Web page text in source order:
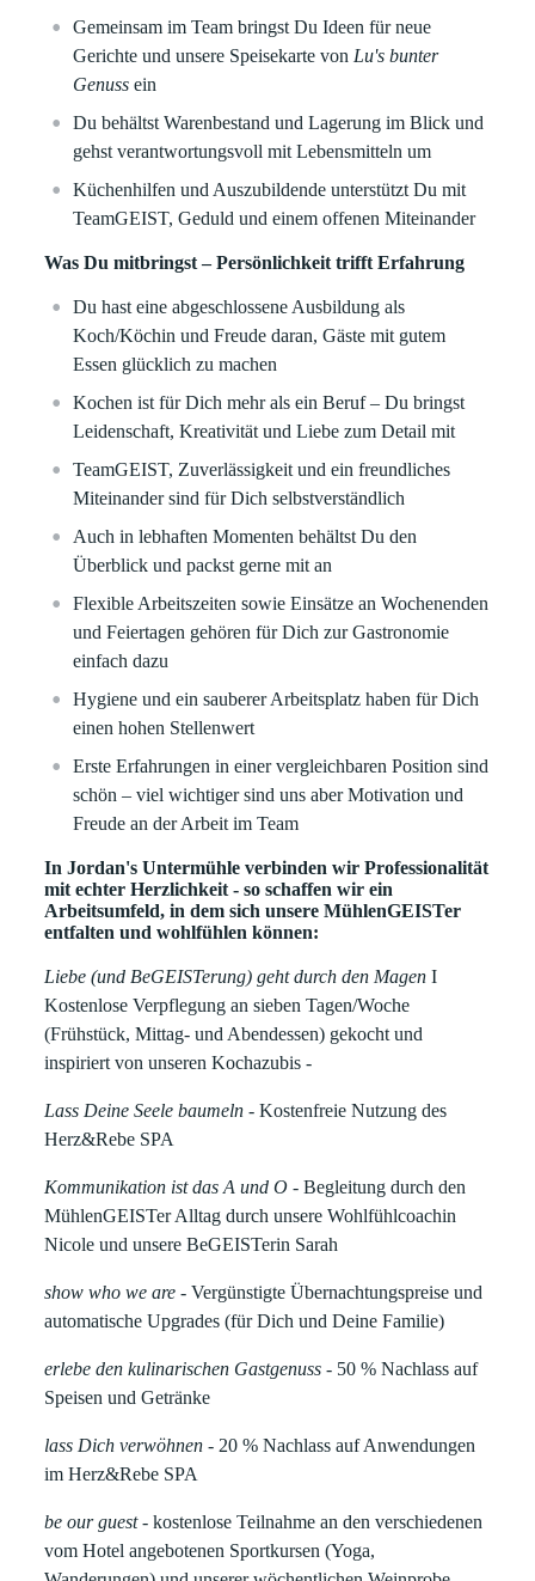
Gemeinsam im Team bringst Du Ideen für neue
Gerichte und unsere Speisekarte von Lu's bunter
Genuss ein
Du behältst Warenbestand und Lagerung im Blick und
gehst verantwortungsvoll mit Lebensmitteln um
Küchenhilfen und Auszubildende unterstützt Du mit
TeamGEIST, Geduld und einem offenen Miteinander
Was Du mitbringst – Persönlichkeit trifft Erfahrung
Du hast eine abgeschlossene Ausbildung als
Koch/Köchin und Freude daran, Gäste mit gutem
Essen glücklich zu machen
Kochen ist für Dich mehr als ein Beruf – Du bringst
Leidenschaft, Kreativität und Liebe zum Detail mit
TeamGEIST, Zuverlässigkeit und ein freundliches
Miteinander sind für Dich selbstverständlich
Auch in lebhaften Momenten behältst Du den
Überblick und packst gerne mit an
Flexible Arbeitszeiten sowie Einsätze an Wochenenden
und Feiertagen gehören für Dich zur Gastronomie
einfach dazu
Hygiene und ein sauberer Arbeitsplatz haben für Dich
einen hohen Stellenwert
Erste Erfahrungen in einer vergleichbaren Position sind
schön – viel wichtiger sind uns aber Motivation und
Freude an der Arbeit im Team
In Jordan's Untermühle verbinden wir Professionalität
mit echter Herzlichkeit - so schaffen wir ein
Arbeitsumfeld, in dem sich unsere MühlenGEISTer
entfalten und wohlfühlen können:
Liebe (und BeGEISTerung) geht durch den Magen I
Kostenlose Verpflegung an sieben Tagen/Woche
(Frühstück, Mittag- und Abendessen) gekocht und
inspiriert von unseren Kochazubis -
Lass Deine Seele baumeln -Kostenfreie Nutzung des
Herz&Rebe SPA
Kommunikation ist das A und O - Begleitung durch den
MühlenGEISTer Alltag durch unsere Wohlfühlcoachin
Nicole und unsere BeGEISTerin Sarah
show who we are - Vergünstigte Übernachtungspreise und
automatische Upgrades (für Dich und Deine Familie)
erlebe den kulinarischen Gastgenuss - 50 % Nachlass auf
Speisen und Getränke
lass Dich verwöhnen - 20 % Nachlass auf Anwendungen
im Herz&Rebe SPA
be our guest- kostenlose Teilnahme an den verschiedenen
vom Hotel angebotenen Sportkursen (Yoga,